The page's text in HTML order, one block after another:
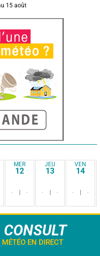
15 août
MER
12
- -
JEU
13
- -
VEN
14
- -
CONSULT
MÉTÉO EN DIRECT